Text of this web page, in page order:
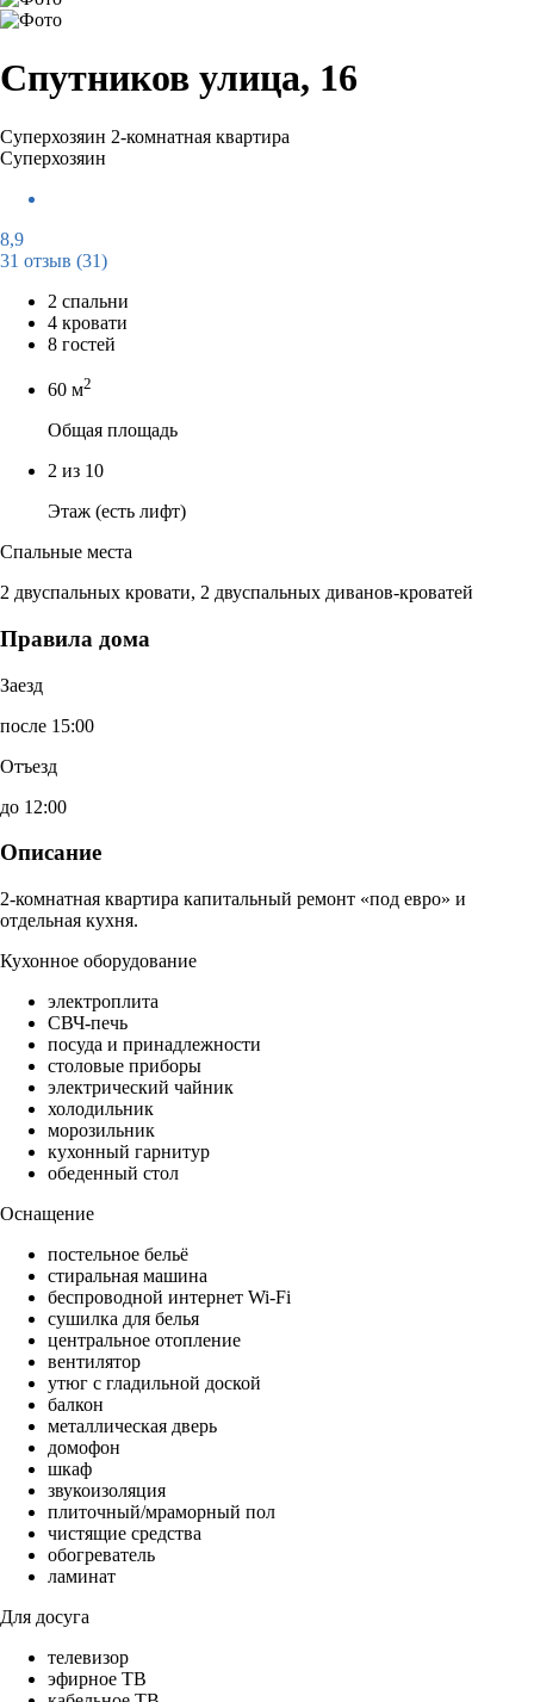
Спутников улица, 16
Суперхозяин 2-комнатная квартира
Суперхозяин
8,9
31 отзыв (31)
2 спальни
4 кровати
8 гостей
60 м2
Общая площадь
2 из 10
Этаж (есть лифт)
Спальные места
2 двуспальных кровати, 2 двуспальных диванов-кроватей
Правила дома
Заезд
после 15:00
Отъезд
до 12:00
Описание
2-комнатная квартира капитальный ремонт «под евро» и
отдельная кухня.
Кухонное оборудование
электроплита
СВЧ-печь
посуда и принадлежности
столовые приборы
электрический чайник
холодильник
морозильник
кухонный гарнитур
обеденный стол
Оснащение
постельное бельё
стиральная машина
беспроводной интернет Wi-Fi
сушилка для белья
центральное отопление
вентилятор
утюг с гладильной доской
балкон
металлическая дверь
домофон
шкаф
звукоизоляция
плиточный/мраморный пол
чистящие средства
обогреватель
ламинат
Для досуга
телевизор
эфирное ТВ